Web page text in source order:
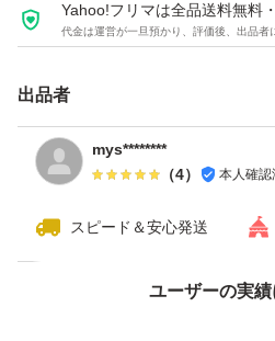
Yahoo!フリマは全品送料無料
代金は運営が一旦預かり、評価後、出品者
出品者
mys********
（4） 本人確認
スピード＆安心発送
ユーザーの実
価格の相談